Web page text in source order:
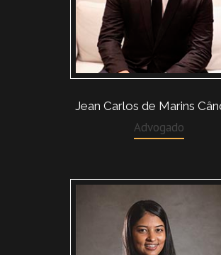
Jean Carlos de Marins
Advogado